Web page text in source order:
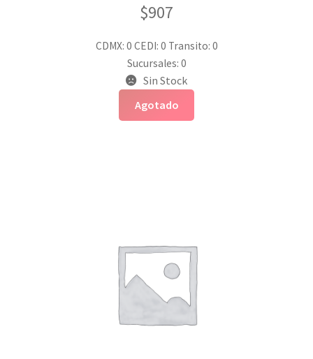
$907
CDMX: 0 CEDI: 0 Transito: 0
Sucursales: 0
Sin Stock
Agotado